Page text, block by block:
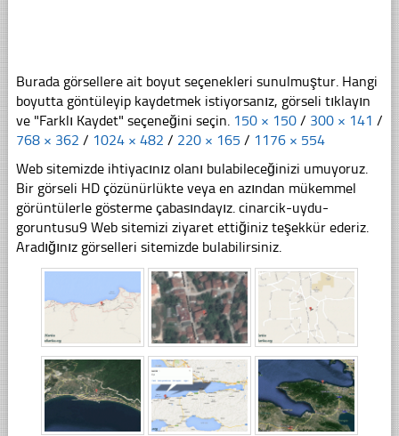
Burada görsellere ait boyut seçenekleri sunulmuştur. Hangi
boyutta göntüleyip kaydetmek istiyorsanız, görseli tıklayın
ve "Farklı Kaydet" seçeneğini seçin. 150 × 150 / 300 × 141 /
768 × 362 / 1024 × 482 / 220 × 165 / 1176 × 554
Web sitemizde ihtiyacınız olanı bulabileceğinizi umuyoruz.
Bir görseli HD çözünürlükte veya en azından mükemmel
görüntülerle gösterme çabasındayız. cinarcik-uydu-
goruntusu9 Web sitemizi ziyaret ettiğiniz teşekkür ederiz.
Aradığınız görselleri sitemizde bulabilirsiniz.